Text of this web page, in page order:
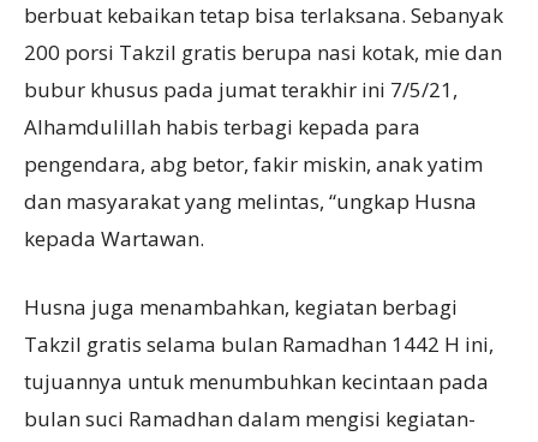
berbuat kebaikan tetap bisa terlaksana. Sebanyak
200 porsi Takzil gratis berupa nasi kotak, mie dan
bubur khusus pada jumat terakhir ini 7/5/21,
Alhamdulillah habis terbagi kepada para
pengendara, abg betor, fakir miskin, anak yatim
dan masyarakat yang melintas, “ungkap Husna
kepada Wartawan.
Husna juga menambahkan, kegiatan berbagi
Takzil gratis selama bulan Ramadhan 1442 H ini,
tujuannya untuk menumbuhkan kecintaan pada
bulan suci Ramadhan dalam mengisi kegiatan-